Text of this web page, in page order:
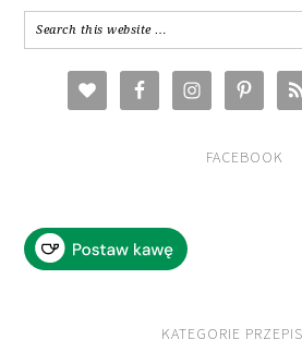
FACEBOOK
KATEGORIE